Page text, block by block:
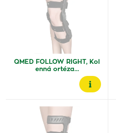
QMED FOLLOW RIGHT, Kol
enná ortéza…